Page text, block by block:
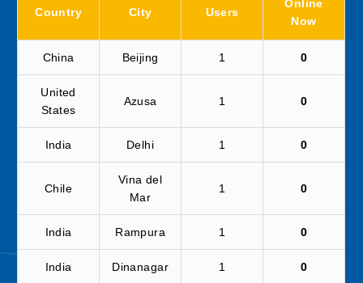
Country City Users
Online
Now
China Beijing 1 0
United
States
Azusa 1 0
India Delhi 1 0
Chile
Vina del
Mar
1 0
India Rampura 1 0
India Dinanagar 1 0